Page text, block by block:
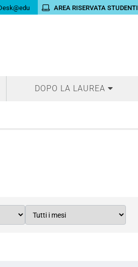
AREA RISERVATA STUDENTI
DOPO LA LAUREA